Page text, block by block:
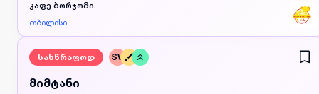
შიგთავსების მომზადბა);• გამოცდილება
აუცილებელია.ობიექტი მდებარეობს თბილისის
ტრანსპორტირება უზრუნველყოფილია სარაჯიშვილის
მეტროდანდაინტერესებული პირები დაგვიკავშირდით
ფოტოსურათით მეილზე LLCBORJOMI@gmail.com,
კაფე ბორჯომი
თბილისი
სასწრაფოდ SV
მიმტანი